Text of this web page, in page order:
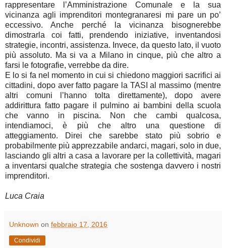
rappresentare l’Amministrazione Comunale e la sua
vicinanza agli imprenditori montegranaresi mi pare un po’
eccessivo. Anche perché la vicinanza bisognerebbe
dimostrarla coi fatti, prendendo iniziative, inventandosi
strategie, incontri, assistenza. Invece, da questo lato, il vuoto
più assoluto. Ma si va a Milano in cinque, più che altro a
farsi le fotografie, verrebbe da dire.
E lo si fa nel momento in cui si chiedono maggiori sacrifici ai
cittadini, dopo aver fatto pagare la TASI al massimo (mentre
altri comuni l’hanno tolta direttamente), dopo avere
addirittura fatto pagare il pulmino ai bambini della scuola
che vanno in piscina. Non che cambi qualcosa,
intendiamoci, è più che altro una questione di
atteggiamento. Direi che sarebbe stato più sobrio e
probabilmente più apprezzabile andarci, magari, solo in due,
lasciando gli altri a casa a lavorare per la collettività, magari
a inventarsi qualche strategia che sostenga davvero i nostri
imprenditori.
Luca Craia
Unknown on febbraio 17, 2016
Condividi